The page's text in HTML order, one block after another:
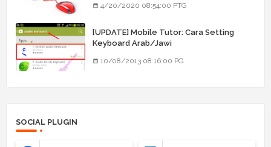
4/20/2020 08:54:00 PTG
[UPDATE] Mobile Tutor: Cara Setting
Keyboard Arab/Jawi
10/08/2013 08:16:00 PG
SOCIAL PLUGIN